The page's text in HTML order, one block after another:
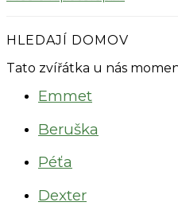
HLEDAJÍ DOMOV
Tato zvířátka u nás
Emmet
Beruška
Péťa
Dexter